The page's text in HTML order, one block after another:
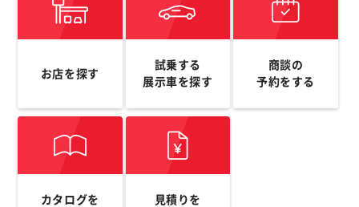
お店を探す
試乗する
展示車を探す
商談の
予約をする
カタログを
見積りを